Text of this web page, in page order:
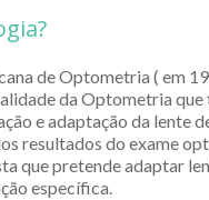
de Optometria ( em
da Optometria que
e adaptação da lente
resultados do exame
que pretende adaptar
específica.